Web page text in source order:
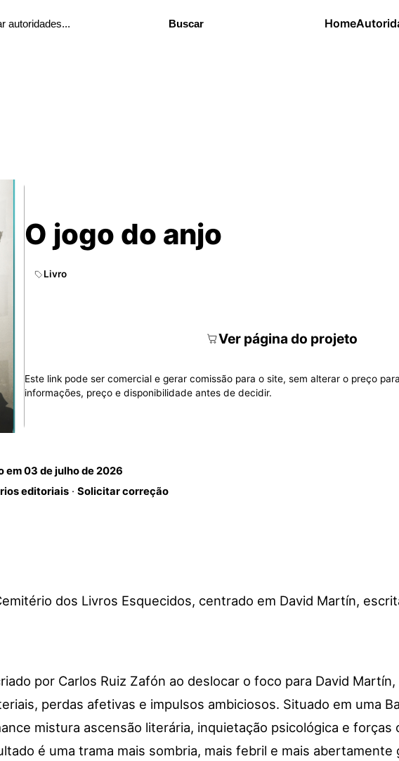
Buscar Home
O jogo do anjo
Livro
Ver página do projeto
Este link pode ser comercial e gerar comissão para o site, sem alterar o preço
informações, preço e disponibilidade antes de decidir.
em03 de julho de 2026
editoriais· Solicitar correção
dos Livros Esquecidos, centrado em David Martín,
por Carlos Ruiz Zafón ao deslocar o foco para David
perdas afetivas e impulsos ambiciosos. Situado em uma
mistura ascensão literária, inquietação psicológica e forças
é uma trama mais sombria, mais febril e mais abertamente